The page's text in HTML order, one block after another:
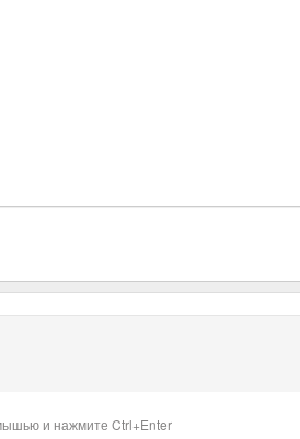
и нажмите Ctrl+Enter